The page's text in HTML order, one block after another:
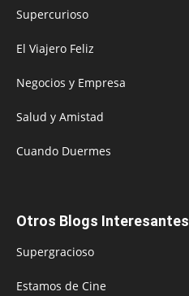
Supercurioso
El Viajero Feliz
Negocios y Empresa
Salud y Amistad
Cuando Duermes
Otros Blogs Interesantes
Supergracioso
Estamos de Cine